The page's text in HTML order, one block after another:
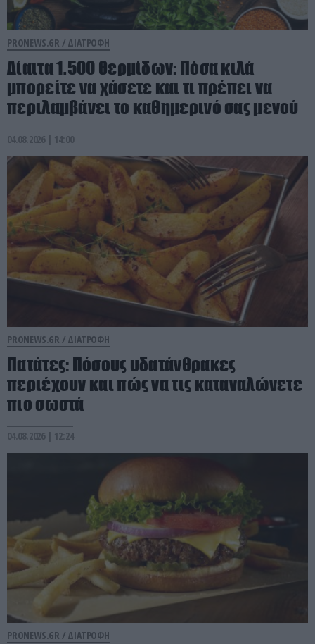
PRONEWS.GR / ΔΙΑΤΡΟΦΗ
Δίαιτα 1.500 θερμίδων: Πόσα κιλά
μπορείτε να χάσετε και τι πρέπει να
περιλαμβάνει το καθημερινό σας μενού
04.08.2026 | 14:00
PRONEWS.GR / ΔΙΑΤΡΟΦΗ
Πατάτες: Πόσους υδατάνθρακες
περιέχουν και πώς να τις καταναλώνετε
πιο σωστά
04.08.2026 | 12:24
PRONEWS.GR / ΔΙΑΤΡΟΦΗ